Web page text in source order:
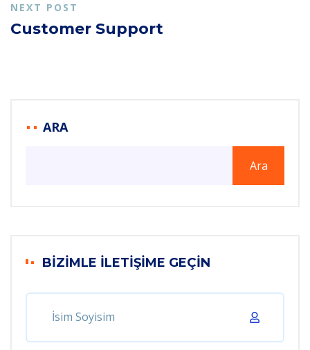
NEXT POST
Customer Support
ARA
Ara
BIZIMLE İLETIŞIME GEÇIN